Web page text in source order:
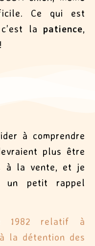
Ce qui est
la patience,
!
à comprendre
plus être
à la vente, et je
un petit rappel
1982 relatif à
la détention des